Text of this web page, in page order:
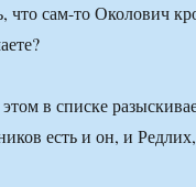
что сам-то Околович
в списке
есть и он, и